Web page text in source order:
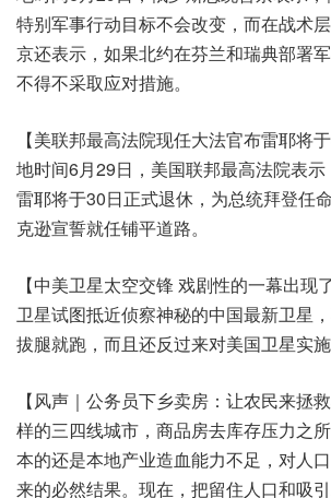
特别军事行动目标不会改变，而在战术
京还表示，如果北约在芬兰和瑞典部署
不得不采取应对措施。
【美联邦最高法院现任大法官布雷耶将
地时间6月29日，美国联邦最高法院表示
雷耶将于30日正式退休，为总统拜登任
克逊宣誓就任铺平道路。
【中美卫星太空交锋 戏剧性的一幕出现
卫星试图抵近侦察神秘的中国最新卫星
拔腿就跑，而且还反过来对美国卫星实
【风声｜公务员下乡卖房：让农民来拯
样的三四线城市，商品房去库存压力之
本的还是本地产业造血能力不足，对人
来的必然结果。现在，把留住人口和吸